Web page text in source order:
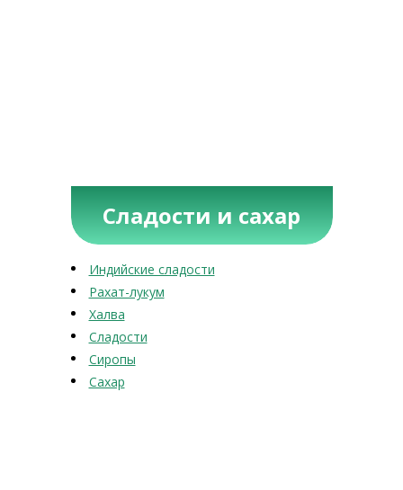
Сладости и сахар
Индийские сладости
Рахат-лукум
Халва
Сладости
Сиропы
Сахар